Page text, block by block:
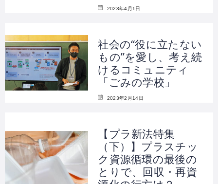
2023年4月1日
社会の“役に立たない
もの”を愛し、考え続
けるコミュニティ
「ごみの学校」
2023年2月14日
【プラ新法特集
（下）】プラスチッ
ク資源循環の最後の
とりで、回収・再資